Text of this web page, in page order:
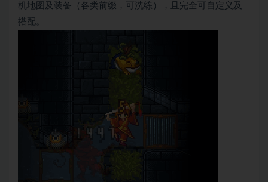
机地图及装备（各类前缀，可洗练），且完全可自定义及
搭配。